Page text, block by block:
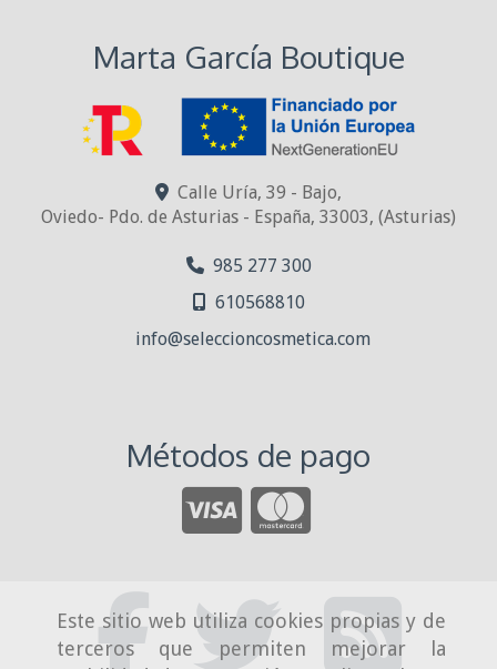
Este sitio web utiliza cookies propias y de
terceros que permiten mejorar la
Marta García Boutique
Calle Uría, 39 - Bajo,
Oviedo- Pdo. de Asturias - España, 33003, (Asturias)
985 277 300
610568810
info
seleccioncosmetica.com
Métodos de pago